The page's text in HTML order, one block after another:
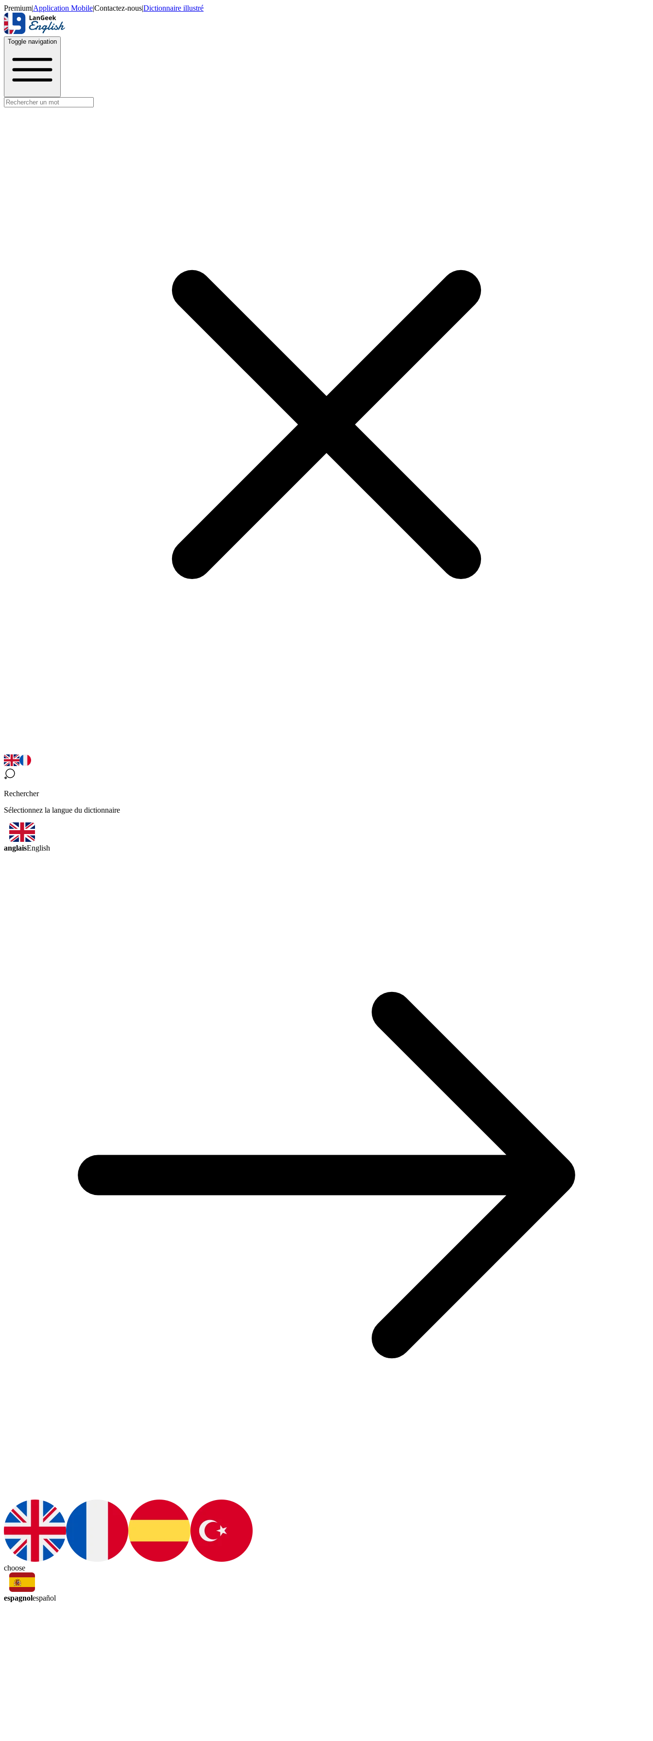
Premium|Application Mobile|Contactez-nous|Dictionnaire illustré
Toggle navigation
Rechercher
Sélectionnez la langue du dictionnaire
anglaisEnglish
choose
espagnolespañol